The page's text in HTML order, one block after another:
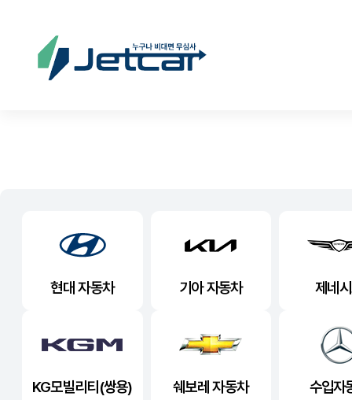
현대 자동차 기아 자동차 제네
KG모빌리티(쌍용) 쉐보레 자동차 수입자